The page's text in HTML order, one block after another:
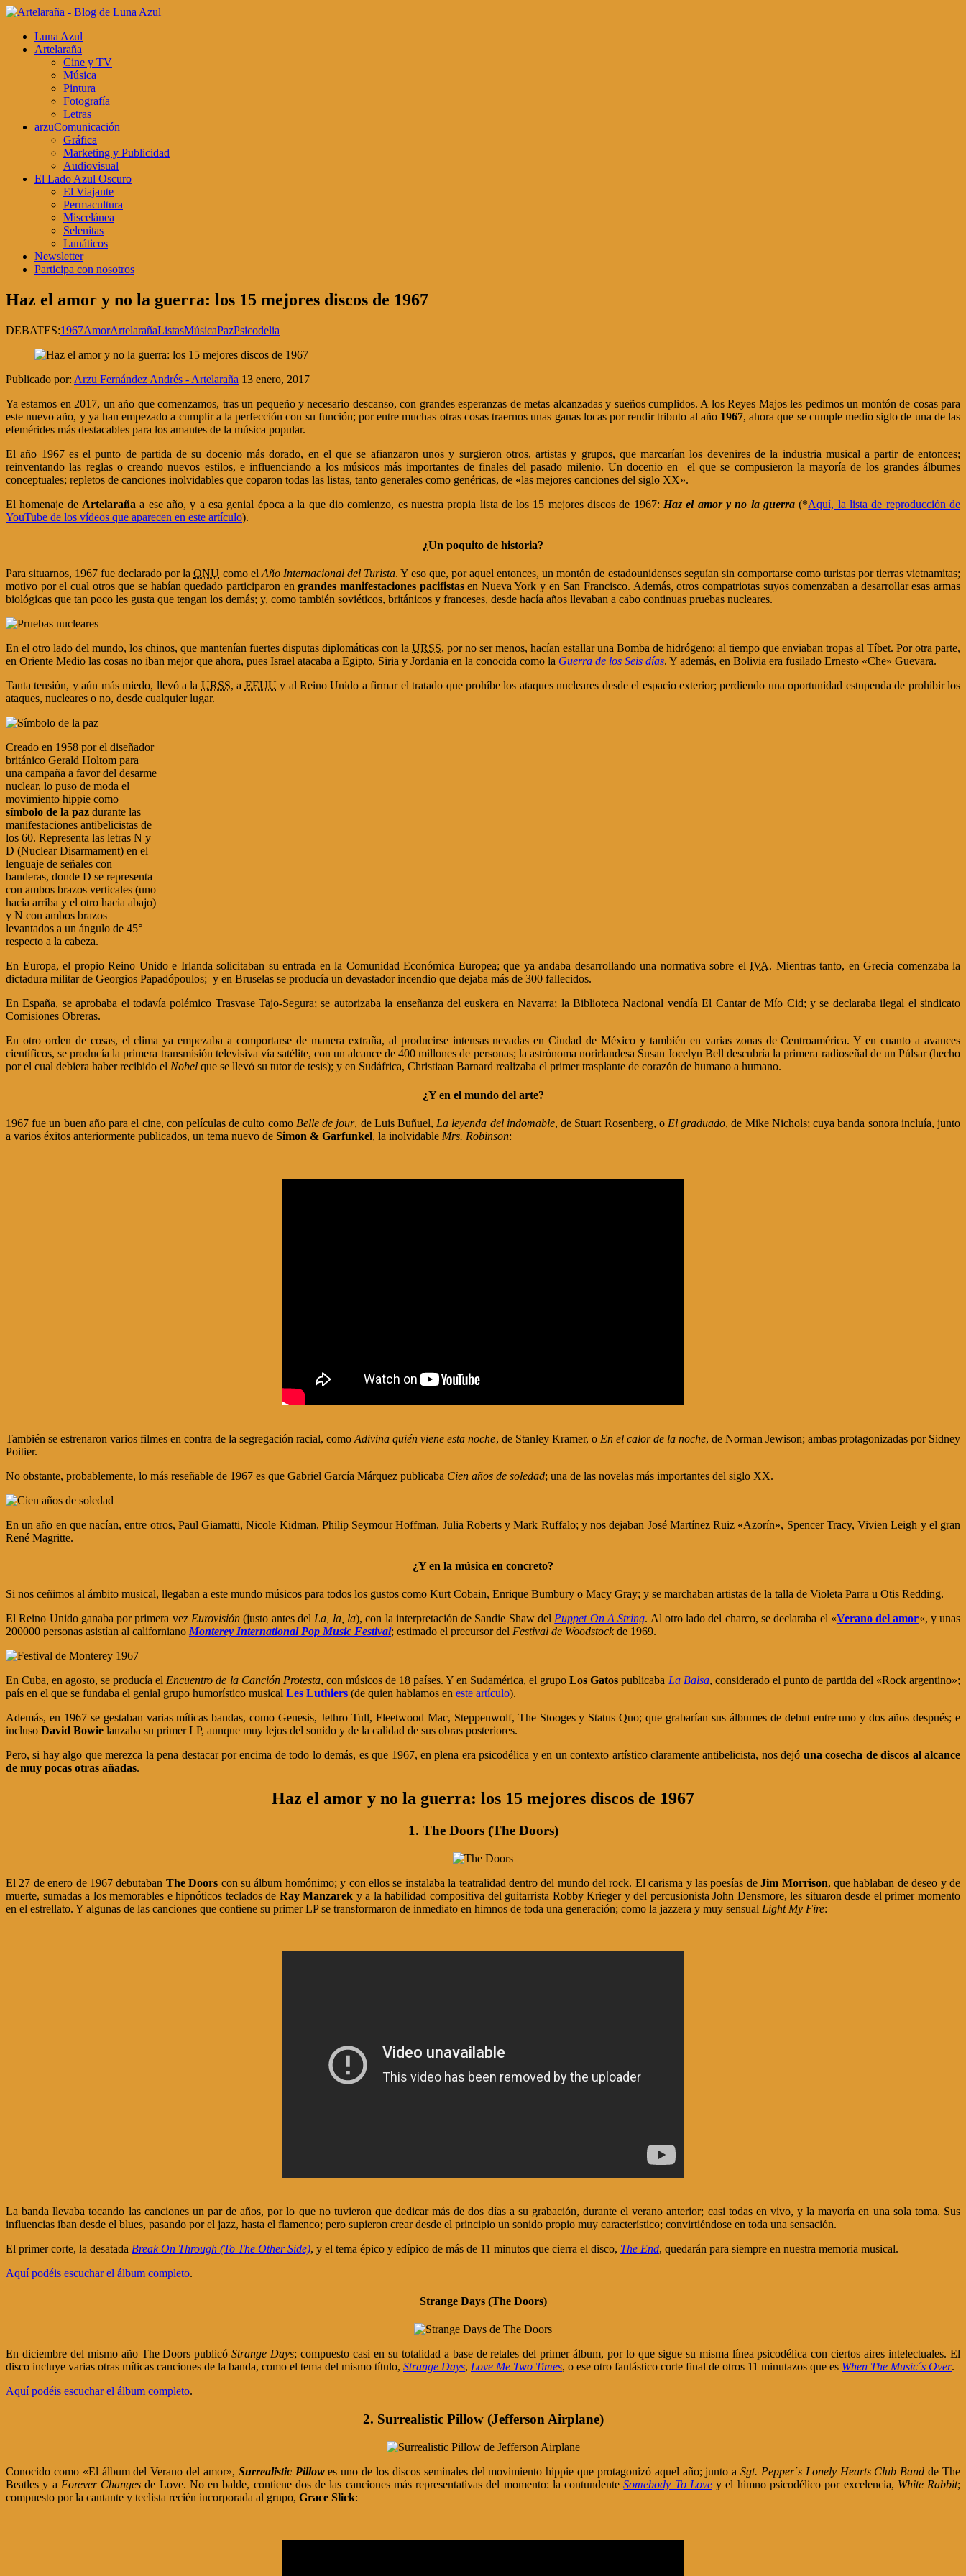
Luna Azul
Artelaraña
Cine y TV
Música
Pintura
Fotografía
Letras
arzuComunicación
Gráfica
Marketing y Publicidad
Audiovisual
El Lado Azul Oscuro
El Viajante
Permacultura
Miscelánea
Selenitas
Lunáticos
Newsletter
Participa con nosotros
Haz el amor y no la guerra: los 15 mejores discos de 1967
DEBATES:1967AmorArtelarañaListasMúsicaPazPsicodelia
Publicado por: Arzu Fernández Andrés - Artelaraña 13 enero, 2017
Ya estamos en 2017, un año que comenzamos, tras un pequeño y necesario descanso, con grandes esperanzas de metas alcanzadas y sueños cumplidos. A los Reyes Majos les pedimos un montón de cosas para
este nuevo año, y ya han empezado a cumplir a la perfección con su función; por entre muchas otras cosas traernos unas ganas locas por rendir tributo al año 1967, ahora que se cumple medio siglo de una de las
efemérides más destacables para los amantes de la música popular.
El año 1967 es el punto de partida de su docenio más dorado, en el que se afianzaron unos y surgieron otros, artistas y grupos, que marcarían los devenires de la industria musical a partir de entonces;
reinventando las reglas o creando nuevos estilos, e influenciando a los músicos más importantes de finales del pasado milenio. Un docenio en el que se compusieron la mayoría de los grandes álbumes
conceptuales; repletos de canciones inolvidables que coparon todas las listas, tanto generales como genéricas, de «las mejores canciones del siglo XX».
El homenaje de Artelaraña a ese año, y a esa genial época a la que dio comienzo, es nuestra propia lista de los 15 mejores discos de 1967: Haz el amor y no la guerra (*Aquí, la lista de reproducción de
YouTube de los vídeos que aparecen en este artículo).
¿Un poquito de historia?
Para situarnos, 1967 fue declarado por laONU como el Año Internacional del Turista. Y eso que, por aquel entonces, un montón de estadounidenses seguían sin comportarse como turistas por tierras vietnamitas;
motivo por el cual otros que se habían quedado participaron engrandes manifestaciones pacifistasen Nueva York y en San Francisco. Además, otros compatriotas suyos comenzaban a desarrollar esas armas
biológicas que tan poco les gusta que tengan los demás; y, como también soviéticos, británicos y franceses, desde hacía años llevaban a cabo continuas pruebas nucleares.
En el otro lado del mundo, los chinos, que mantenían fuertes disputas diplomáticas con la URSS, por no ser menos, hacían estallar una Bomba de hidrógeno; al tiempo que enviaban tropas al Tíbet. Por otra parte,
en Oriente Medio las cosas no iban mejor que ahora, pues Israel atacaba a Egipto, Siria y Jordania en la conocida como la Guerra de los Seis días. Y además, en Bolivia era fusilado Ernesto «Che» Guevara.
Tanta tensión, y aún más miedo, llevó a la URSS, a EEUU y al Reino Unido a firmar el tratado que prohíbe los ataques nucleares desde el espacio exterior; perdiendo una oportunidad estupenda de prohibir los
ataques, nucleares o no, desde cualquier lugar.
Creado en 1958 por el diseñador
británico Gerald Holtom para
una campaña a favor del desarme
nuclear, lo puso de moda el
movimiento hippie como
símbolo de la paz durante las
manifestaciones antibelicistas de
los 60. Representa las letras N y
D (Nuclear Disarmament) en el
lenguaje de señales con
banderas, donde D se representa
con ambos brazos verticales (uno
hacia arriba y el otro hacia abajo)
y N con ambos brazos
levantados a un ángulo de 45°
respecto a la cabeza.
En Europa, el propio Reino Unido e Irlanda solicitaban su entrada en la Comunidad Económica Europea; que ya andaba desarrollando una normativa sobre el IVA. Mientras tanto, en Grecia comenzaba la
dictadura militar de Georgios Papadópoulos; y en Bruselas se producía un devastador incendio que dejaba más de 300 fallecidos.
En España, se aprobaba el todavía polémico Trasvase Tajo-Segura; se autorizaba la enseñanza del euskera en Navarra; la Biblioteca Nacional vendía El Cantar de Mío Cid; y se declaraba ilegal el sindicato
Comisiones Obreras.
En otro orden de cosas, el clima ya empezaba a comportarse de manera extraña, al producirse intensas nevadas en Ciudad de México y también en varias zonas de Centroamérica. Y en cuanto a avances
científicos, se producía la primera transmisión televisiva vía satélite, con un alcance de 400 millones de personas; la astrónoma norirlandesa Susan Jocelyn Bell descubría la primera radioseñal de un Púlsar (hecho
por el cual debiera haber recibido el Nobel que se llevó su tutor de tesis); y en Sudáfrica, Christiaan Barnard realizaba el primer trasplante de corazón de humano a humano.
¿Y en el mundo del arte?
1967 fue un buen año para el cine, con películas de culto como Belle de jour, de Luis Buñuel, La leyenda del indomable, de Stuart Rosenberg, o El graduado, de Mike Nichols; cuya banda sonora incluía, junto
a varios éxitos anteriormente publicados, un tema nuevo de Simon & Garfunkel, la inolvidable Mrs. Robinson:
También se estrenaron varios filmes en contra de la segregación racial, comoAdivina quién viene esta noche, de Stanley Kramer, o En el calor de la noche, de Norman Jewison; ambas protagonizadas por Sidney
Poitier.
No obstante, probablemente, lo más reseñable de 1967 es que Gabriel García Márquez publicaba Cien años de soledad; una de las novelas más importantes del siglo XX.
En un año en que nacían, entre otros, Paul Giamatti, Nicole Kidman, Philip Seymour Hoffman, Julia Roberts y Mark Ruffalo; y nos dejaban José Martínez Ruiz «Azorín», Spencer Tracy, Vivien Leigh y el gran
René Magritte.
¿Y en la música en concreto?
Si nos ceñimos al ámbito musical, llegaban a este mundo músicos para todos los gustos como Kurt Cobain, Enrique Bumbury o Macy Gray; y se marchaban artistas de la talla de Violeta Parra u Otis Redding.
El Reino Unido ganaba por primera vezEurovisión (justo antes delLa, la, la), con la interpretación de Sandie Shaw delPuppet On A String. Al otro lado del charco, se declaraba el «Verano del amor«, y unas
200000 personas asistían al californiano Monterey International Pop Music Festival; estimado el precursor del Festival de Woodstockde 1969.
En Cuba, en agosto, se producía elEncuentro de la Canción Protesta, con músicos de 18 países. Y en Sudamérica, el grupoLos Gatos publicaba La Balsa, considerado el punto de partida del «Rock argentino»;
país en el que se fundaba el genial grupo humorístico musical Les Luthiers (de quien hablamos en este artículo).
Además, en 1967 se gestaban varias míticas bandas, como Genesis, Jethro Tull, Fleetwood Mac, Steppenwolf, The Stooges y Status Quo; que grabarían sus álbumes de debut entre uno y dos años después; e
incluso David Bowie lanzaba su primer LP, aunque muy lejos del sonido y de la calidad de sus obras posteriores.
Pero, si hay algo que merezca la pena destacar por encima de todo lo demás, es que 1967, en plena era psicodélica y en un contexto artístico claramente antibelicista, nos dejó una cosecha de discos al alcance
de muy pocas otras añadas.
Haz el amor y no la guerra: los 15 mejores discos de 1967
1. The Doors (The Doors)
El 27 de enero de 1967 debutaban The Doors con su álbum homónimo; y con ellos se instalaba la teatralidad dentro del mundo del rock. El carisma y las poesías deJim Morrison, que hablaban de deseo y de
muerte, sumadas a los memorables e hipnóticos teclados de Ray Manzarek y a la habilidad compositiva del guitarrista Robby Krieger y del percusionista John Densmore, les situaron desde el primer momento
en el estrellato. Y algunas de las canciones que contiene su primer LP se transformaron de inmediato en himnos de toda una generación; como la jazzera y muy sensual Light My Fire:
La banda llevaba tocando las canciones un par de años, por lo que no tuvieron que dedicar más de dos días a su grabación, durante el verano anterior; casi todas en vivo, y la mayoría en una sola toma. Sus
influencias iban desde el blues, pasando por el jazz, hasta el flamenco; pero supieron crear desde el principio un sonido propio muy característico; convirtiéndose en toda una sensación.
El primer corte, la desatada Break On Through (To The Other Side), y el tema épico y edípico de más de 11 minutos que cierra el disco, The End, quedarán para siempre en nuestra memoria musical.
Aquí podéis escuchar el álbum completo.
Strange Days (The Doors)
En diciembre del mismo año The Doors publicóStrange Days; compuesto casi en su totalidad a base de retales del primer álbum, por lo que sigue su misma línea psicodélica con ciertos aires intelectuales. El
disco incluye varias otras míticas canciones de la banda, como el tema del mismo título, Strange Days, Love Me Two Times, o ese otro fantástico corte final de otros 11 minutazos que es When The Music´s Over.
Aquí podéis escuchar el álbum completo.
2. Surrealistic Pillow (Jefferson Airplane)
Conocido como «El álbum del Verano del amor», Surrealistic Pillowes uno de los discos seminales del movimiento hippie que protagonizó aquel año; junto aSgt. Pepper´s Lonely Hearts Club Band de The
Beatles y a Forever Changes de Love. No en balde, contiene dos de las canciones más representativas del momento: la contundenteSomebody To Lovey el himno psicodélico por excelencia, White Rabbit;
compuesto por la cantante y teclista recién incorporada al grupo, Grace Slick: